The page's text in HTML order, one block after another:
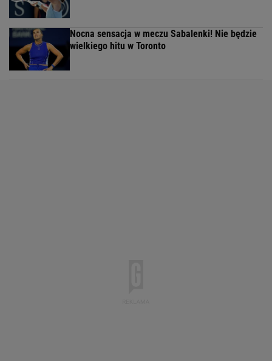
Nocna sensacja w meczu Sabalenki! Nie będzie
wielkiego hitu w Toronto